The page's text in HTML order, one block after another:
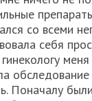
со всеми
себя
Поначалу